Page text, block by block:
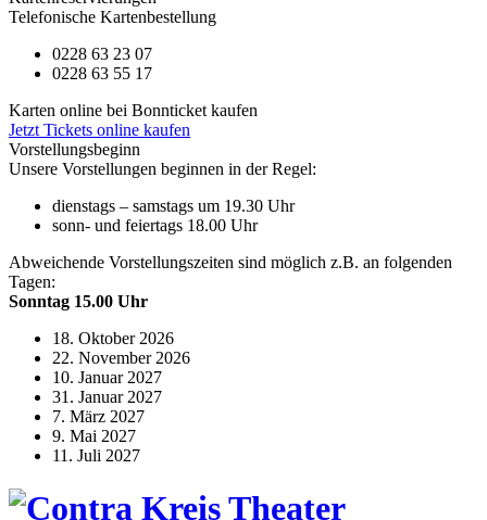
Telefonische Kartenbestellung
0228 63 23 07
0228 63 55 17
Karten online bei Bonnticket kaufen
Jetzt Tickets online kaufen
Vorstellungsbeginn
Unsere Vorstellungen beginnen in der Regel:
dienstags – samstags um 19.30 Uhr
sonn- und feiertags 18.00 Uhr
Abweichende Vorstellungszeiten sind möglich z.B. an folgenden
Tagen:
Sonntag 15.00 Uhr
18. Oktober 2026
22. November 2026
10. Januar 2027
31. Januar 2027
7. März 2027
9. Mai 2027
11. Juli 2027